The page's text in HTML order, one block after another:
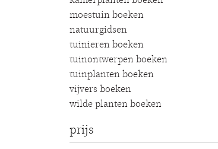
moestuin boeken
natuurgidsen
tuinieren boeken
tuinontwerpen boeken
tuinplanten boeken
vijvers boeken
wilde planten boeken
prijs